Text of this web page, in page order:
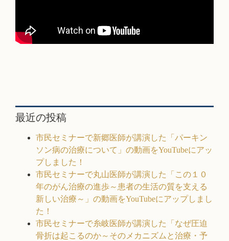
最近の投稿
市民セミナーで新郷医師が講演した「パーキン
ソン病の治療について」の動画をYouTubeにアッ
プしました！
市民セミナーで丸山医師が講演した「この１０
年のがん治療の進歩～患者の生活の質を支える
新しい治療～」の動画をYouTubeにアップしまし
た！
市民セミナーで糸岐医師が講演した「なぜ圧迫
骨折は起こるのか～そのメカニズムと治療・予